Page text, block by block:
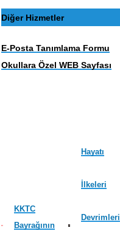
Diğer Hizmetler
E-Posta Tanımlama Formu
Okullara Özel WEB Sayfası
KKTC
Bayrağının
Hayatı
İlkeleri
Devrimleri